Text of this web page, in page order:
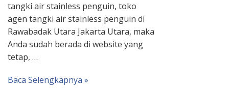
tangki air stainless penguin, toko
agen tangki air stainless penguin di
Rawabadak Utara Jakarta Utara, maka
Anda sudah berada di website yang
tetap, …
Baca Selengkapnya »